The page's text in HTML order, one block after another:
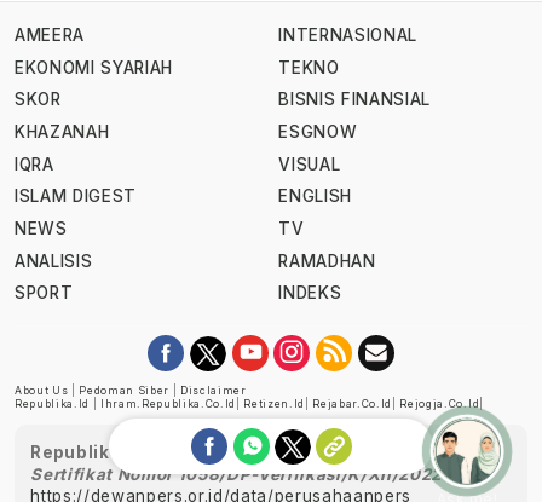
AMEERA
EKONOMI SYARIAH
SKOR
KHAZANAH
IQRA
ISLAM DIGEST
NEWS
ANALISIS
SPORT
INTERNASIONAL
TEKNO
BISNIS FINANSIAL
ESGNOW
VISUAL
ENGLISH
TV
RAMADHAN
INDEKS
About Us Pedoman Siber
Disclaimer
Republika.id
Ihram.republika.co.id Retizen.id Rejabar.co.id Rejogja.co.id
Republika telah diverifikasi oleh Dewan Pers
Sertifikat Nomor 1058/DP-Verifikasi/K/XII/2022
https://dewanpers.or.id/data/perusahaanpers